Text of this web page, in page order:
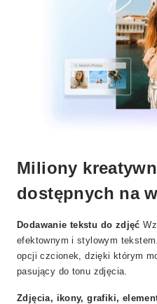
Miliony
dostępnych na
Dodawanie tekstu do zdjęć
efektownym i stylowym
opcji czcionek, dzięki którym
pasujący do tonu zdjęcia.
Zdjęcia, ikony, grafiki,